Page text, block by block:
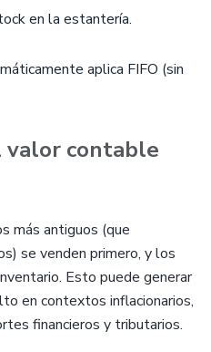
en la estantería.
aplica FIFO (sin
valor contable
más antiguos (que
se venden primero, y los
Esto puede generar
en contextos inflacionarios,
financieros y tributarios.